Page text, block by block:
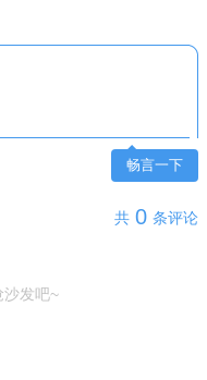
畅言一下
共 0 条评论
沙发吧~